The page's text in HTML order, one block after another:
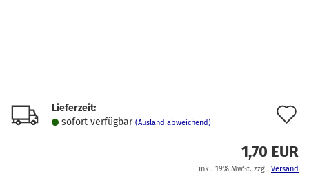
Lieferzeit:
sofort verfügbar (Ausland abweichend)
1,70 EUR
inkl. 19% MwSt. zzgl. Versand